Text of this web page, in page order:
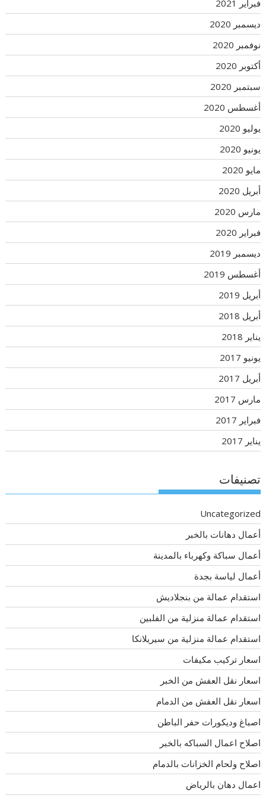
فبراير 2021
ديسمبر 2020
نوفمبر 2020
أكتوبر 2020
سبتمبر 2020
أغسطس 2020
يوليو 2020
يونيو 2020
مايو 2020
أبريل 2020
مارس 2020
فبراير 2020
ديسمبر 2019
أغسطس 2019
أبريل 2019
أبريل 2018
يناير 2018
يونيو 2017
أبريل 2017
مارس 2017
فبراير 2017
يناير 2017
تصنيفات
Uncategorized
أعمال دهانات بالخبر
أعمال سباكة وكهرباء بالمدينة
أعمال لياسة بجدة
استقدام عمالة من بنجلاديش
استقدام عمالة منزلية من الفلبين
استقدام عمالة منزلية من سيريلانكا
اسعار تركيب مكيفات
اسعار نقل العفش من الخبر
اسعار نقل العفش من الدمام
اصباغ وديكورات حفر الباطن
اصلاح اعمال السباكه بالخبر
اصلاح ولحام الخزانات بالدمام
اعمال دهان بالرياض